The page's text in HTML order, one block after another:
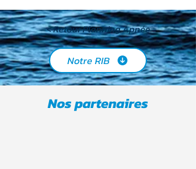
< Retour Planning Apnée
Notre RIB
Nos partenaires